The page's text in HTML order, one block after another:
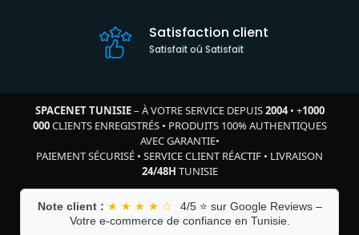
Satisfaction client
Satisfait où Satisfait
SPACENET TUNISIE– À VOTRE SERVICE DEPUIS2004• +1000
000CLIENTS ENREGISTRÉS• PRODUITS 100% AUTHENTIQUES
AVEC GARANTIE•
PAIEMENT SÉCURISÉ • SERVICE CLIENT RÉACTIF • LIVRAISON
24/48H TUNISIE
Note client : ★ ★ ★ ★ ☆
4/5 ⭐ sur Google Reviews –
Votre e-commerce de confiance en Tunisie.